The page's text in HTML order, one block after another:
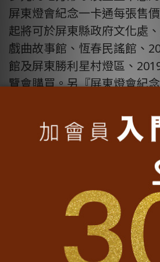
屏東燈會紀念一卡通每張售
起將可於屏東縣政府文化處
戲曲故事館、恆春民謠館、
館及屏東勝利星村燈區、
覽會購買。另『屏東燈會紀
翻臺灣系列－屏東燈會遊彩
日上市)2款卡片亦可於
專區、一卡通臺北及臺中服
Back to